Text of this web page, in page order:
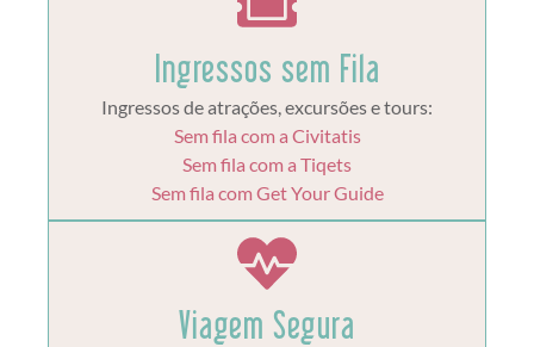
Ingressos sem Fila
Ingressos de atrações, excursões e tours:
Sem fila com a Civitatis
Sem fila com a Tiqets
Sem fila com Get Your Guide
Viagem Segura